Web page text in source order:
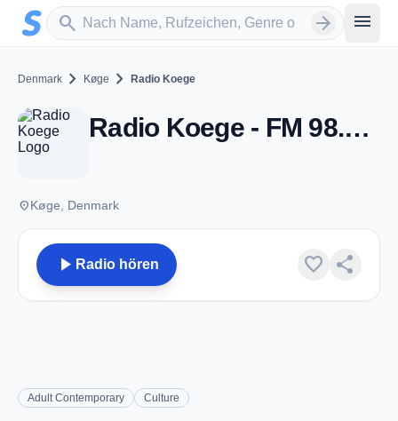
Zum Hauptinhalt springen
search
Sender suchen arrow_forward menu
Denmark chevron_right Køge chevron_right Radio Koege
Radio Koege - FM 98.2 - Køge
placeKøge, Denmark
play_arrow Radio hören favorite share
Adult Contemporary Culture